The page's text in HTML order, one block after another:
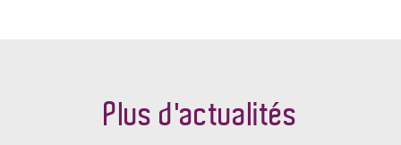
Plus d'actualités